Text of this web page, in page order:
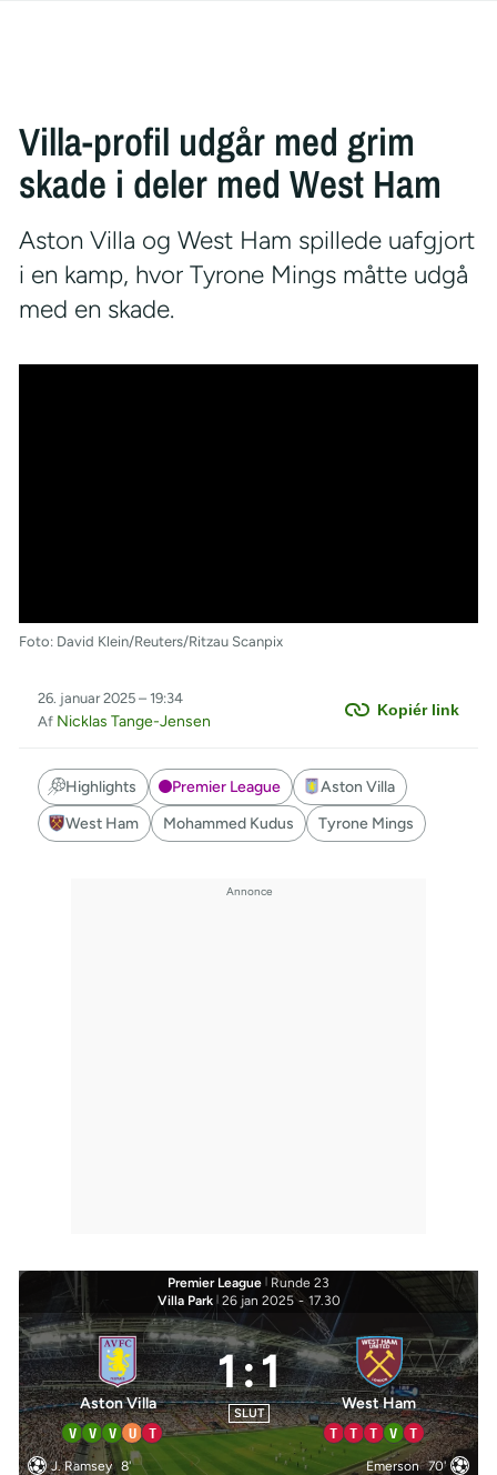
Villa-profil udgår med grim
skade i deler med West Ham
Aston Villa og West Ham spillede uafgjort
i en kamp, hvor Tyrone Mings måtte udgå
med en skade.
Foto: David Klein/Reuters/Ritzau Scanpix
Kopiér link
26. januar 2025 – 19:34
Af Nicklas Tange-Jensen
Highlights Premier League
Aston Villa
West Ham
Mohammed Kudus Tyrone Mings
Premier League | Runde 23
Villa Park | 26 jan 2025 - 17.30
Aston Villa
V V V U T
1:1
SLUT
West Ham
T T T V T
J. Ramsey 8' Emerson 70'